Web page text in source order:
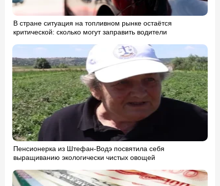
В стране ситуация на топливном рынке остаётся
критической: сколько могут заправить водители
Пенсионерка из Штефан-Водэ посвятила себя
выращиванию экологически чистых овощей